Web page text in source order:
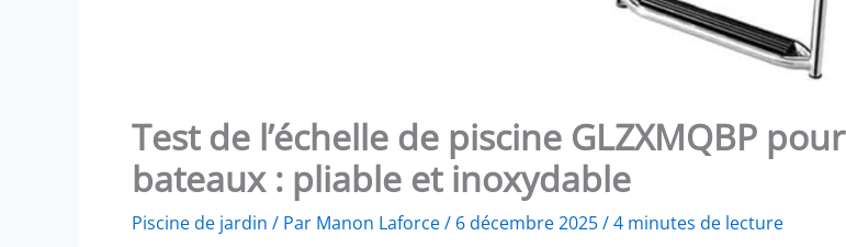
Test de l’échelle de piscine GLZXMQBP pour
bateaux : pliable et inoxydable
Piscine de jardin / Par Manon Laforce/ 6 décembre 2025/4 minutes de lecture